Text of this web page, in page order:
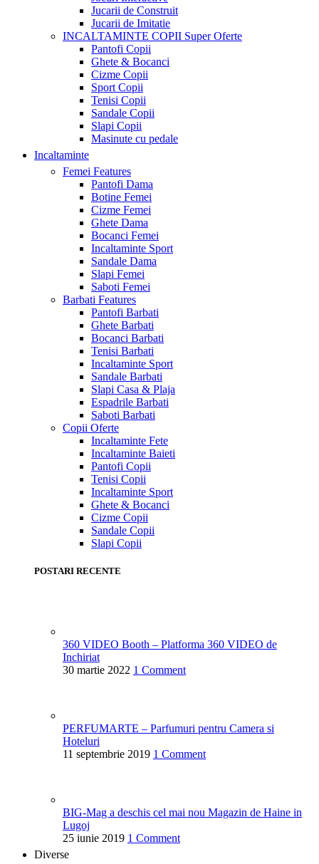
Jucarii de Construit
Jucarii de Imitatie
INCALTAMINTE COPII Super Oferte
Pantofi Copii
Ghete & Bocanci
Cizme Copii
Sport Copii
Tenisi Copii
Sandale Copii
Slapi Copii
Masinute cu pedale
Incaltaminte
Femei Features
Pantofi Dama
Botine Femei
Cizme Femei
Ghete Dama
Bocanci Femei
Incaltaminte Sport
Sandale Dama
Slapi Femei
Saboti Femei
Barbati Features
Pantofi Barbati
Ghete Barbati
Bocanci Barbati
Tenisi Barbati
Incaltaminte Sport
Sandale Barbati
Slapi Casa & Plaja
Espadrile Barbati
Saboti Barbati
Copii Oferte
Incaltaminte Fete
Incaltaminte Baieti
Pantofi Copii
Tenisi Copii
Incaltaminte Sport
Ghete & Bocanci
Cizme Copii
Sandale Copii
Slapi Copii
POSTARI RECENTE
360 VIDEO Booth – Platforma 360 VIDEO de
Inchiriat
30 martie 2022 1 Comment
PERFUMARTE – Parfumuri pentru Camera si
Hoteluri
11 septembrie 2019 1 Comment
BIG-Mag a deschis cel mai nou Magazin de Haine in
Lugoj
25 iunie 2019 1 Comment
Diverse